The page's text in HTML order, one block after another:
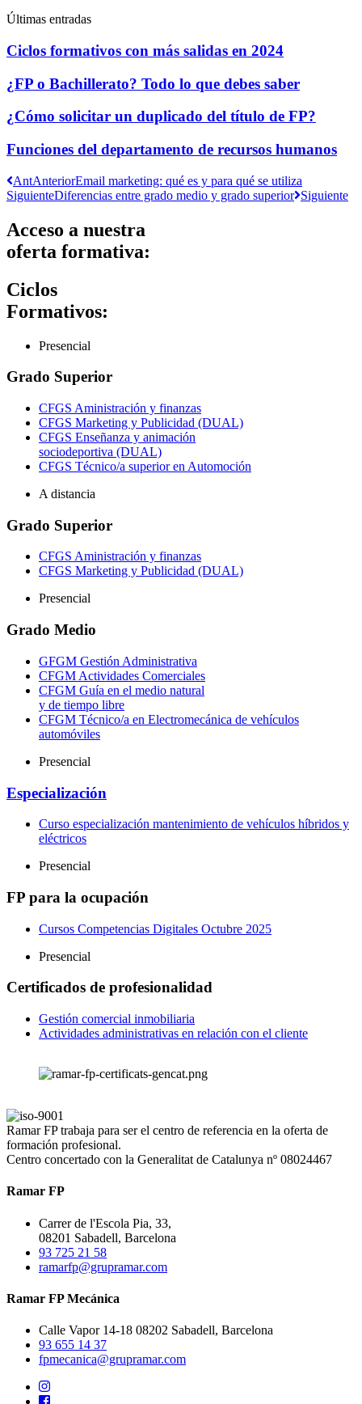
Últimas entradas
Ciclos formativos con más salidas en 2024
¿FP o Bachillerato? Todo lo que debes saber
¿Cómo solicitar un duplicado del título de FP?
Funciones del departamento de recursos humanos
AntAnteriorEmail marketing: qué es y para qué se utiliza
SiguienteDiferencias entre grado medio y grado superior Siguiente
Acceso a nuestra
oferta formativa:
Ciclos
Formativos:
Presencial
Grado Superior
CFGS Aministración y finanzas
CFGS Marketing y Publicidad (DUAL)
CFGS Enseñanza y animación
sociodeportiva (DUAL)
CFGS Técnico/a superior en Automoción
A distancia
Grado Superior
CFGS Aministración y finanzas
CFGS Marketing y Publicidad (DUAL)
Presencial
Grado Medio
GFGM Gestión Administrativa
CFGM Actividades Comerciales
CFGM Guía en el medio natural
y de tiempo libre
CFGM Técnico/a en Electromecánica de vehículos
automóviles
Presencial
Especialización
Curso especialización mantenimiento de vehículos híbridos y
eléctricos
Presencial
FP para la ocupación
Cursos Competencias Digitales Octubre 2025
Presencial
Certificados de profesionalidad
Gestión comercial inmobiliaria
Actividades administrativas en relación con el cliente
Ramar FP trabaja para ser el centro de referencia en la oferta de
formación profesional.
Centro concertado con la Generalitat de Catalunya nº 08024467
Ramar FP
Carrer de l'Escola Pia, 33,
08201 Sabadell, Barcelona
93 725 21 58
ramarfp@grupramar.com
Ramar FP Mecánica
Calle Vapor 14-18 08202 Sabadell, Barcelona
93 655 14 37
fpmecanica@grupramar.com